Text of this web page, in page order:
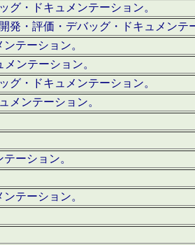
グ・ドキュメンテーション。
発・評価・デバッグ・ドキュメンテ
テーション。
ンテーション。
グ・ドキュメンテーション。
メンテーション。
ーション。
テーション。